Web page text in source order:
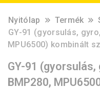
Nyitólap Termék
GY-91 (gyorsulás,
MPU6500) kombinált
GY-91
BMP280,